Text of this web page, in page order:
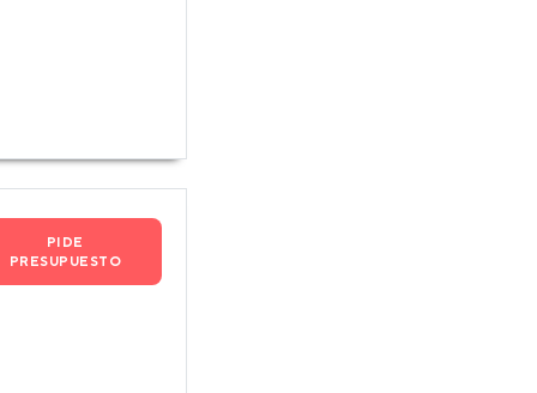
PIDE
PRESUPUESTO